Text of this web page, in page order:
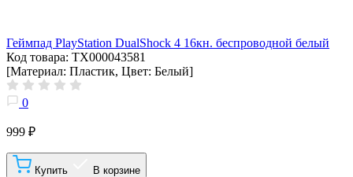
Геймпад PlayStation DualShock 4 16кн. беспроводной белый
Код товара: ТХ000043581
[Материал: Пластик, Цвет: Белый]
0
999 ₽
Купить В корзине